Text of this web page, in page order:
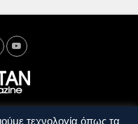
τεχνολογία όπως τα